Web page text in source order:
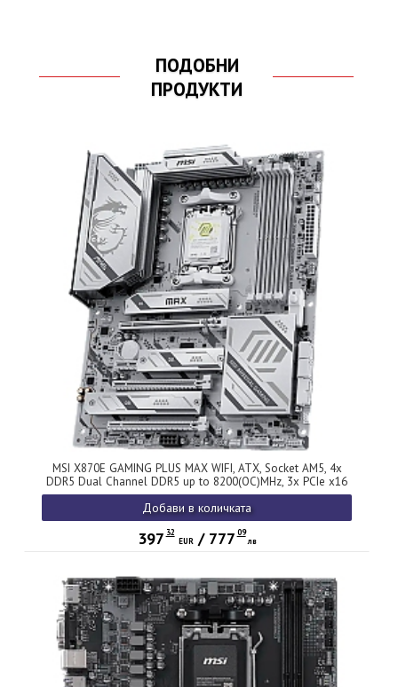
ПОДОБНИ
ПРОДУКТИ
MSI X870E GAMING PLUS MAX WIFI, ATX, Socket AM5, 4x
DDR5 Dual Channel DDR5 up to 8200(OC)MHz, 3x PCIe x16
slot, 3x M.2 slot, 4x USB 2.0, 2x USB 5Gbps, 2x USB 10Gbps,
1x 20Gbps Type-C, 1x 40Gbps Type-C, HDMI, 7.1 HD Audio,
5G LAN, WiFI 7, BT, 3Y
Добави в количката
397 32
EUR/ 777 09
лв